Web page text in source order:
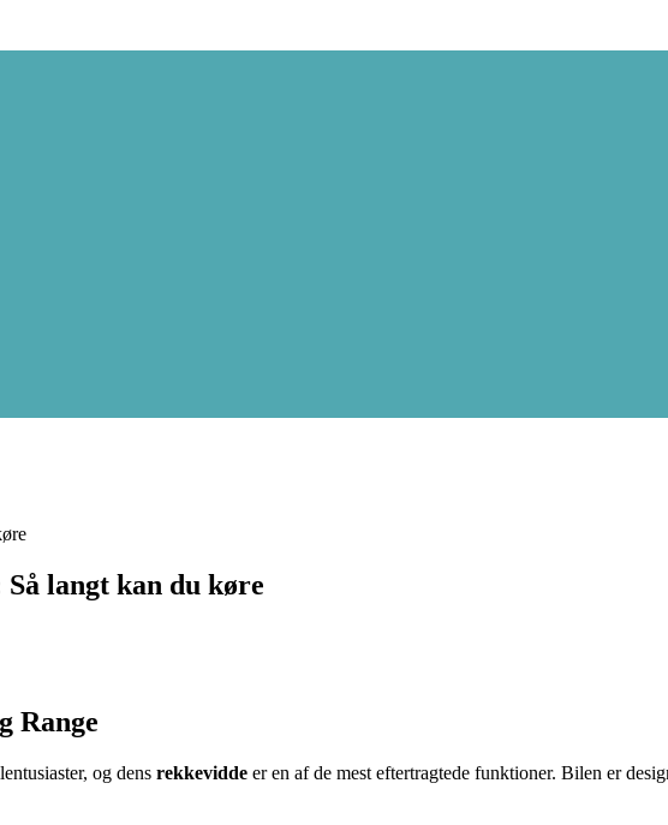
langt kan du køre
Range
og dens rekkevidde er en af de mest eftertragtede funktioner. Bilen er